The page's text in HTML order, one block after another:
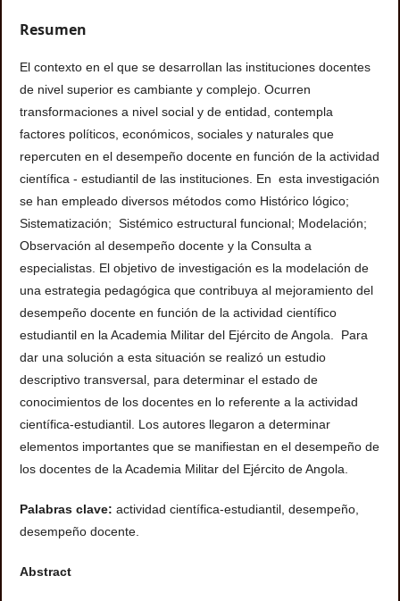
Resumen
El contexto en el que se desarrollan las instituciones docentes
de nivel superior es cambiante y complejo. Ocurren
transformaciones a nivel social y de entidad, contempla
factores políticos, económicos, sociales y naturales que
repercuten en el desempeño docente en función de la actividad
científica - estudiantil de las instituciones. En esta investigación
se han empleado diversos métodos como Histórico lógico;
Sistematización; Sistémico estructural funcional; Modelación;
Observación al desempeño docente y la Consulta a
especialistas. El objetivo de investigación es la modelación de
una estrategia pedagógica que contribuya al mejoramiento del
desempeño docente en función de la actividad científico
estudiantil en la Academia Militar del Ejército de Angola. Para
dar una solución a esta situación se realizó un estudio
descriptivo transversal, para determinar el estado de
conocimientos de los docentes en lo referente a la actividad
científica-estudiantil. Los autores llegaron a determinar
elementos importantes que se manifiestan en el desempeño de
los docentes de la Academia Militar del Ejército de Angola.
Palabras clave: actividad científica-estudiantil, desempeño,
desempeño docente.
Abstract